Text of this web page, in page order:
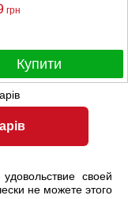
грн
Купити
своей
не можете этого